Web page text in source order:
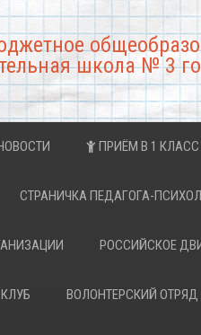
школа № 3
ПРИЁМ В 1 КЛАСС
СТРАНИЧКА ПЕДАГОГА-
РОССИЙСКОЕ
ВОЛОНТЕРСКИЙ